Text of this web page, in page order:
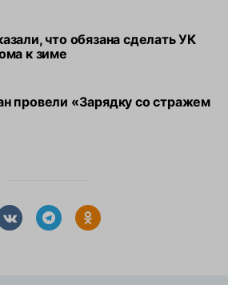
что обязана сделать УК
к зиме
провели «Зарядку со стражем